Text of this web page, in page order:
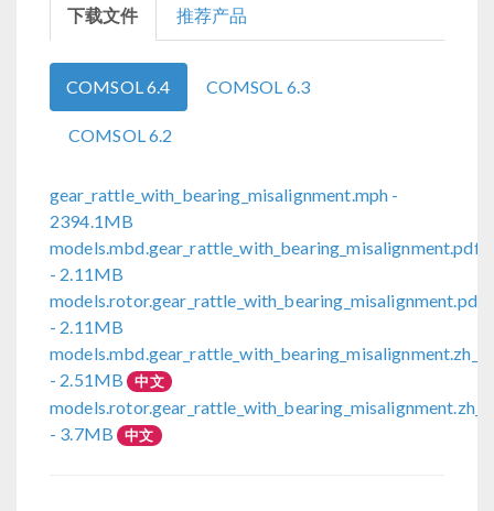
下载文件 推荐产品
COMSOL 6.4 COMSOL 6.3
COMSOL 6.2
gear_rattle_with_bearing_misalignment.mph -
2394.1MB
models.mbd.gear_rattle_with_bearing_misalignment.pdf
- 2.11MB
models.rotor.gear_rattle_with_bearing_misalignment.pdf
- 2.11MB
- 2.51MB 中文
- 3.7MB 中文